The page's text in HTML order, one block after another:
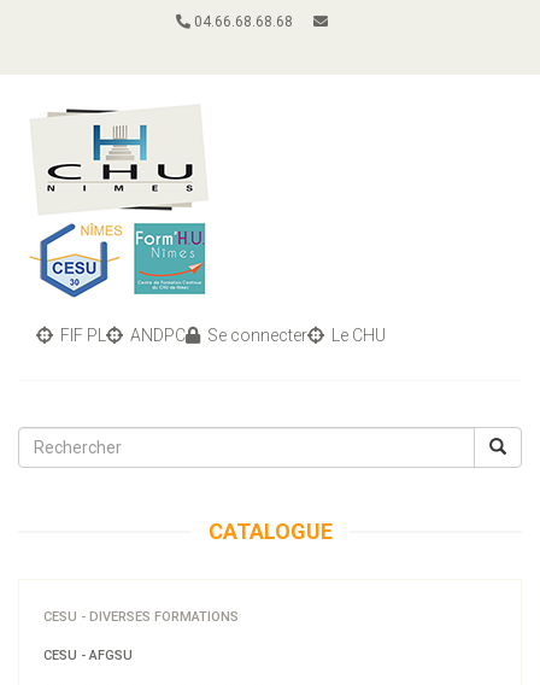
04.66.68.68.68
FIF PL ANDPC Se connecter Le CHU
Toggle
CATALOGUE
CESU - DIVERSES FORMATIONS
CESU - AFGSU